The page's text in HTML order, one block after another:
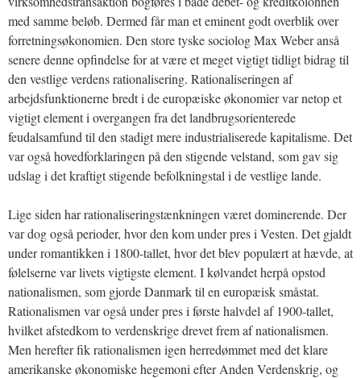
med samme beløb. Dermed får man et eminent godt overblik over
forretningsøkonomien. Den store tyske sociolog Max Weber anså
senere denne opfindelse for at være et meget vigtigt tidligt bidrag til
den vestlige verdens rationalisering. Rationaliseringen af
arbejdsfunktionerne bredt i de europæiske økonomier var netop et
vigtigt element i overgangen fra det landbrugsorienterede
feudalsamfund til den stadigt mere industrialiserede kapitalisme. Det
var også hovedforklaringen på den stigende velstand, som gav sig
udslag i det kraftigt stigende befolkningstal i de vestlige lande.
Lige siden har rationaliseringstænkningen været dominerende. Der
var dog også perioder, hvor den kom under pres i Vesten. Det gjaldt
under romantikken i 1800-tallet, hvor det blev populært at hævde, at
følelserne var livets vigtigste element. I kølvandet herpå opstod
nationalismen, som gjorde Danmark til en europæisk småstat.
Rationalismen var også under pres i første halvdel af 1900-tallet,
hvilket afstedkom to verdenskrige drevet frem af nationalismen.
Men herefter fik rationalismen igen herredømmet med det klare
amerikanske økonomiske hegemoni efter Anden Verdenskrig, og